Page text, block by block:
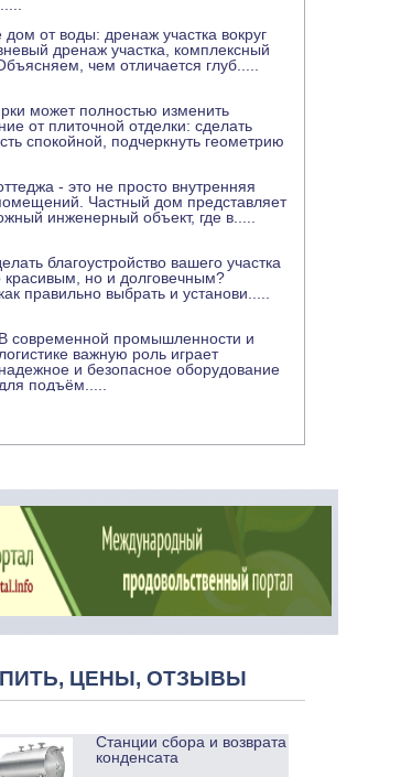
от воды: дренаж участка вокруг
дренаж участка, комплексный
чем отличается глуб
может полностью изменить
от плиточной отделки: сделать
спокойной, подчеркнуть геометрию
- это не просто внутренняя
Частный дом представляет
инженерный объект, где в
благоустройство вашего участка
красивым, но и долговечным?
правильно выбрать и установи
В современной промышленности и
логистике важную роль играет
надежное и безопасное оборудование
для подъём
ЦЕНЫ, ОТЗЫВЫ
Станции сбора и возврата
конденсата